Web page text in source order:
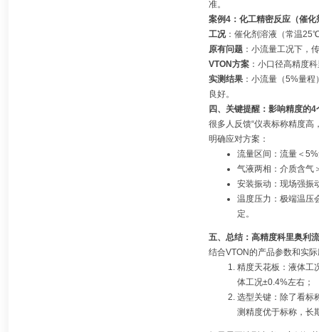
准。
案例4：化工精密反应（催化
工况：催化剂溶液（常温
原有问题：小流量工况下，
VTON方案：小口径高精度
实测结果：小流量（5%量程
良好。
四、关键提醒：影响精度的
很多人反馈“仪表标称精度高
明确应对方案：
流量区间：流量＜
气液两相：介质含气
安装振动：现场强振
温度压力：极端温压
定。
五、总结：高精度科里奥利
结合VTON的产品参数和实
精度天花板：液体工
体工况±0.4%左右；
选型关键：除了看标
测精度优于标称，长